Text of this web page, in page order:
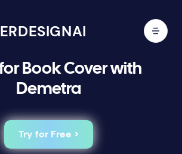
Book Cover with
Demetra
Try for Free >